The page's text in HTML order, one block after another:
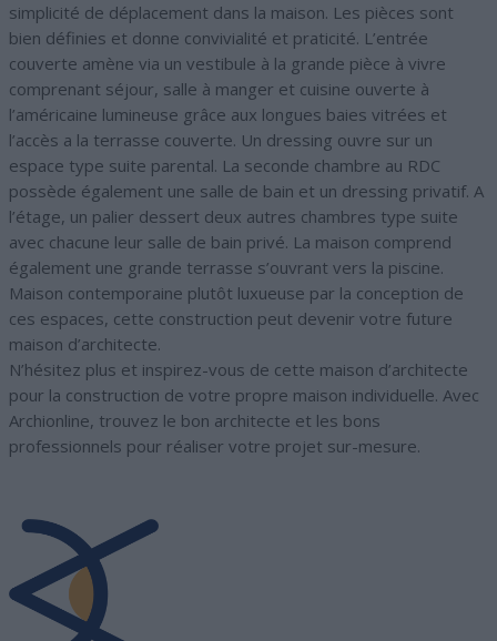
simplicité de déplacement dans la maison. Les pièces sont
bien définies et donne convivialité et praticité. L’entrée
couverte amène via un vestibule à la grande pièce à vivre
comprenant séjour, salle à manger et cuisine ouverte à
l’américaine lumineuse grâce aux longues baies vitrées et
l’accès a la terrasse couverte. Un dressing ouvre sur un
espace type suite parental. La seconde chambre au RDC
possède également une salle de bain et un dressing privatif. A
l’étage, un palier dessert deux autres chambres type suite
avec chacune leur salle de bain privé. La maison comprend
également une grande terrasse s’ouvrant vers la piscine.
Maison contemporaine plutôt luxueuse par la conception de
ces espaces, cette construction peut devenir votre future
maison d’architecte.
N’hésitez plus et inspirez-vous de cette maison d’architecte
pour la construction de votre propre maison individuelle. Avec
Archionline, trouvez le bon architecte et les bons
professionnels pour réaliser votre projet sur-mesure.